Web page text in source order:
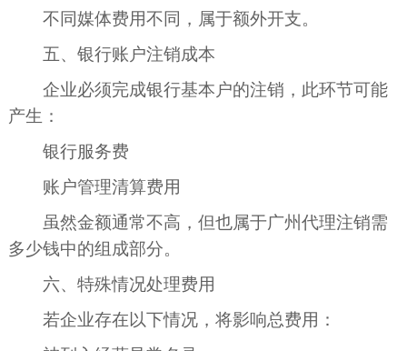
不同媒体费用不同，属于额外开支。
五、银行账户注销成本
企业必须完成银行基本户的注销，此环节可能
产生：
银行服务费
账户管理清算费用
虽然金额通常不高，但也属于广州代理注销需
多少钱中的组成部分。
六、特殊情况处理费用
若企业存在以下情况，将影响总费用：